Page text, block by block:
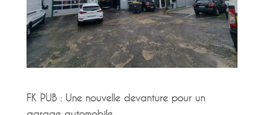
FK PUB : Une nouvelle devanture pour un